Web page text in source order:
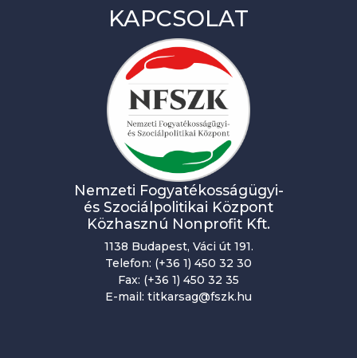
KAPCSOLAT
Nemzeti Fogyatékosságügyi-
és Szociálpolitikai Központ
Közhasznú Nonprofit Kft.
1138 Budapest, Váci út 191.
Telefon: (+36 1) 450 32 30
Fax: (+36 1) 450 32 35
E-mail: titkarsag@fszk.hu